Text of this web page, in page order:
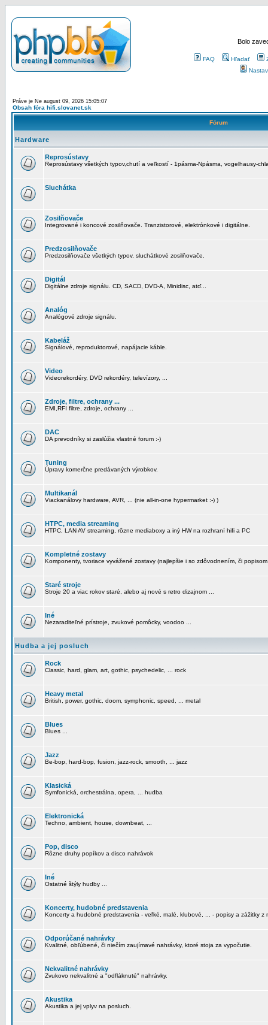
Bolo
FAQ Hľadať
Práve je Ne august 09, 2026 15:05:07
Obsah fóra hifi.slovanet.sk
Fórum
Hardware
Reprosústavy
Reprosústavy všetkých typov,chutí a veľkostí - 1pásma-Npásma, vogelhausy-
Sluchátka
Zosilňovače
Integrované i koncové zosilňovače. Tranzistorové, elektrónkové i digitálne.
Predzosilňovače
Predzosilňovače všetkých typov, sluchátkové zosilňovače.
Digitál
Digitálne zdroje signálu. CD, SACD, DVD-A, Minidisc, atď...
Analóg
Analógové zdroje signálu.
Kabeláž
Signálové, reproduktorové, napájacie káble.
Video
Videorekordéry, DVD rekordéry, televízory, ...
Zdroje, filtre, ochrany ...
EMI,RFI filtre, zdroje, ochrany ...
DAC
DA prevodníky si zaslúžia vlastné forum :-)
Tuning
Úpravy komerčne predávaných výrobkov.
Multikanál
Viackanálovy hardware, AVR, ... (nie all-in-one hypermarket :-) )
HTPC, media streaming
HTPC, LAN AV streaming, rôzne mediaboxy a iný HW na rozhraní hifi a PC
Kompletné zostavy
Komponenty, tvoriace vyvážené zostavy (najlepšie i so zdôvodnením, či
Staré stroje
Stroje 20 a viac rokov staré, alebo aj nové s retro dizajnom ...
Iné
Nezaraditeľné prístroje, zvukové pomôcky, voodoo ...
Hudba a jej posluch
Rock
Classic, hard, glam, art, gothic, psychedelic, ... rock
Heavy metal
British, power, gothic, doom, symphonic, speed, ... metal
Blues
Blues ...
Jazz
Be-bop, hard-bop, fusion, jazz-rock, smooth, ... jazz
Klasická
Symfonická, orchestrálna, opera, ... hudba
Elektronická
Techno, ambient, house, downbeat, ...
Pop, disco
Rôzne druhy popíkov a disco nahrávok
Iné
Ostatné štýly hudby ...
Koncerty, hudobné predstavenia
Koncerty a hudobné predstavenia - veľké, malé, klubové, ... - popisy a zážitky z
Odporúčané nahrávky
Kvalitné, obľúbené, či niečím zaujímavé nahrávky, ktoré stoja za vypočutie.
Nekvalitné nahrávky
Zvukovo nekvalitné a "odfláknuté" nahrávky.
Akustika
Akustika a jej vplyv na posluch.